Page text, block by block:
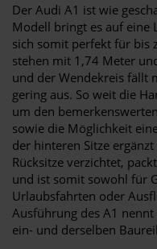
Der Audi A1 ist wie
Modell bringt es auf eine
sich somit perfekt für bis
stehen mit 1,74 Meter
und der Wendekreis fällt
gering aus. So weit die
um den
sowie die Möglichkeit
der hinteren Sitze
Rücksitze verzichtet,
und ist somit sowohl für
Urlaubsfahrten oder
Ausführung des A1 nennt
ein- und derselben